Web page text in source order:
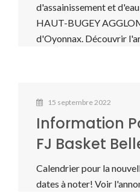
d'assainissement et
HAUT-BUGEY
d'Oyonnax. Découvrir
15 septembre 2022
Information
FJ Basket
Calendrier pour la
dates à noter! Voir